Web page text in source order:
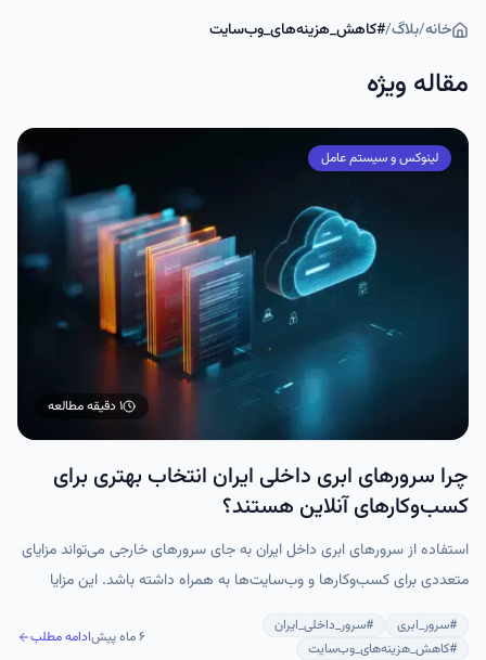
خانه/بلاگ/
#کاهش_هزینه‌های_وب‌سایت
مقاله ویژه
لینوکس و سیستم عامل
۱ دقیقه مطالعه
چرا سرورهای ابری داخلی ایران انتخاب بهتری برای
کسب‌وکارهای آنلاین هستند؟
استفاده از سرورهای ابری داخل ایران به جای سرورهای خارجی می‌تواند مزایای
متعددی برای کسب‌وکارها و وب‌سایت‌ها به همراه داشته باشد. این مزایا
بهبود امنیت می‌شود. در این مقاله به تفصیل این مزایا و دلایل استفاده از
#سرور_ابری #سرور_داخلی_ایران
#کاهش_هزینه‌های_وب‌سایت
۶ ماه پیش ادامه مطلب